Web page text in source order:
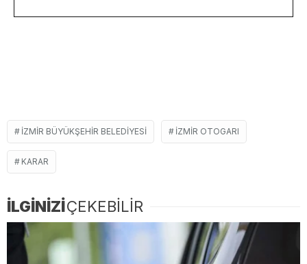
İZMIR BÜYÜKŞEHIR BELEDIYESI IZMIR OTOGARI
KARAR
İLGİNİZİÇEKEBİLİR